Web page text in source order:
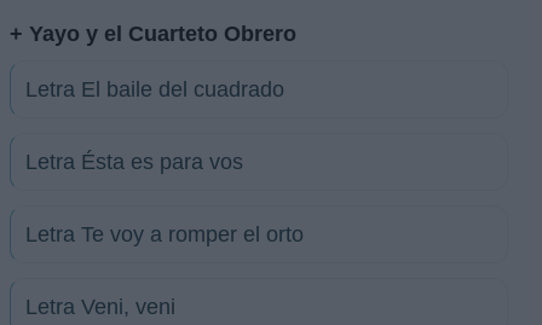
+ Yayo y el Cuarteto Obrero
Letra El baile del cuadrado
Letra Ésta es para vos
Letra Te voy a romper el orto
Letra Veni, veni